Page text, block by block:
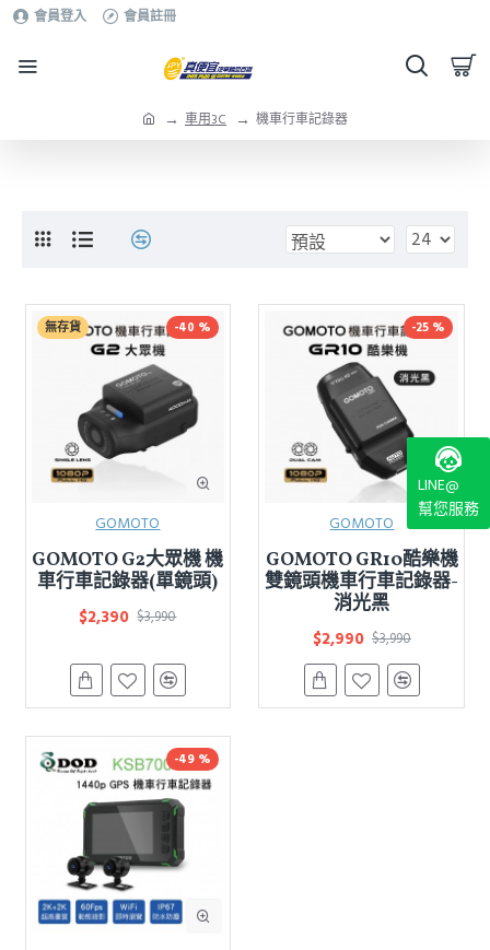
會員登入 會員註冊
車用3C 機車行車記錄器
-40 %
無存貨
GOMOTO
GOMOTO G2大眾機 機
車行車記錄器(單鏡頭)
$2,390 $3,990
-25 %
GOMOTO
GOMOTO GR10酷樂機
雙鏡頭機車行車記錄器-
消光黑
$2,990 $3,990
-49 %
LINE@
幫您服務